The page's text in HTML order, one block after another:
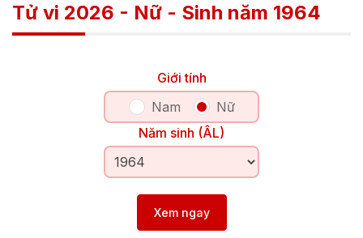
Tử vi 2026 - Nữ - Sinh năm 1964
Giới tính
Nam
Nữ
Năm sinh (ÂL)
Xem ngay